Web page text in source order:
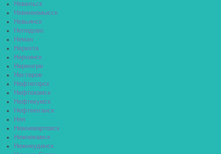
Невельск
Невинномысск
Невьянск
Нелидово
Неман
Нерехта
Нерчинск
Нерюнгри
Нестеров
Нефтегорск
Нефтекамск
Нефтекумск
Нефтеюганск
Нея
Нижневартовск
Нижнекамск
Нижнеудинск